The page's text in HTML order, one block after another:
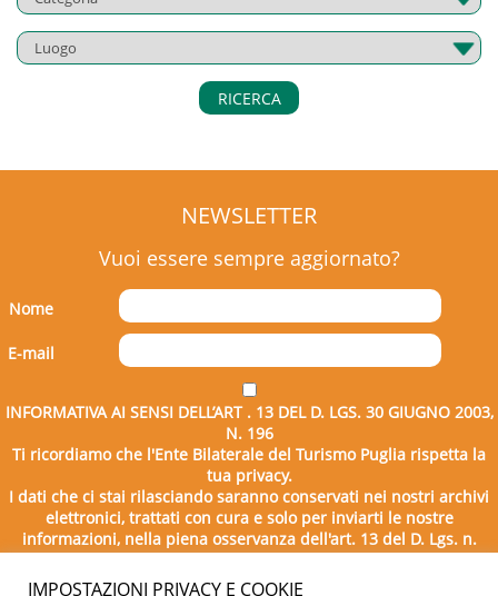
RICERCA
NEWSLETTER
Vuoi essere sempre aggiornato?
Nome
E-mail
INFORMATIVA AI SENSI DELL’ART . 13 DEL D. LGS. 30 GIUGNO 2003,
N. 196
Ti ricordiamo che l'Ente Bilaterale del Turismo Puglia rispetta la
tua privacy.
I dati che ci stai rilasciando saranno conservati nei nostri archivi
elettronici, trattati con cura e solo per inviarti le nostre
informazioni, nella piena osservanza dell'art. 13 del D. Lgs. n.
196/2003.
IMPOSTAZIONI PRIVACY E COOKIE